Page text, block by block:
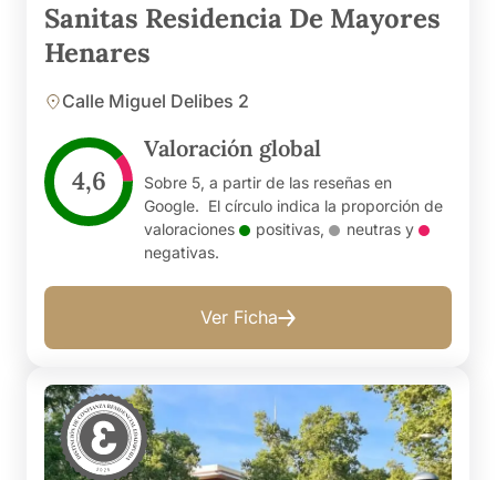
Sanitas Residencia De Mayores
Henares
Calle Miguel Delibes 2
4,6
Valoración global
Sobre 5, a partir de las reseñas en
Google. El círculo indica la proporción de
valoraciones
positivas, neutrasy
negativas.
Ver Ficha